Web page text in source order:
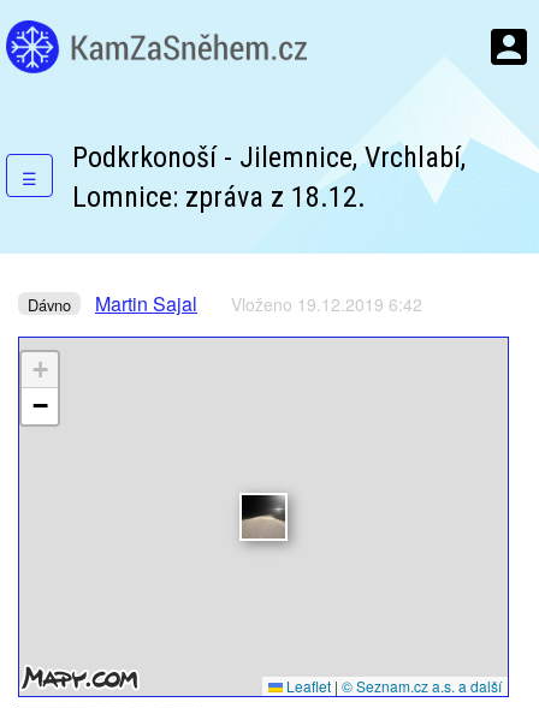
☰
Podkrkonoší - Jilemnice, Vrchlabí,
Lomnice: zpráva z 18.12.
Dávno Martin Sajal Vloženo 19.12.2019 6:42
+
−
Leaflet | © Seznam.cz a.s. a další